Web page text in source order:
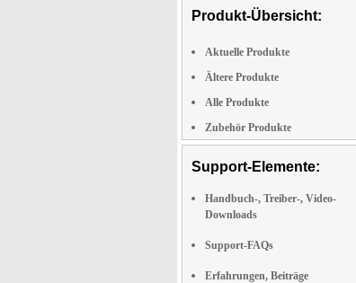
Produkt-Übersicht:
Aktuelle Produkte
Ältere Produkte
Alle Produkte
Zubehör Produkte
Support-Elemente:
Handbuch-, Treiber-, Video-
Downloads
Support-FAQs
Erfahrungen, Beiträge